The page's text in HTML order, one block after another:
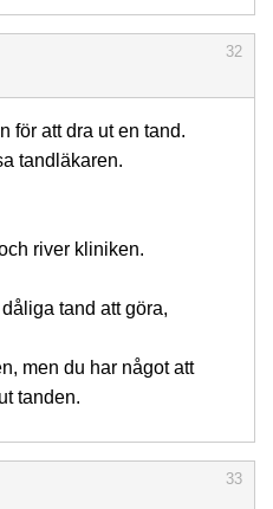
32
för att dra ut en tand.
tandläkaren.
river kliniken.
tand att göra,
men du har något att
tanden.
33